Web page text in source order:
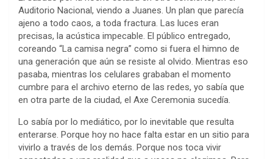
Auditorio Nacional, viendo a Juanes. Un plan que parecía
ajeno a todo caos, a toda fractura. Las luces eran
precisas, la acústica impecable. El público entregado,
coreando “La camisa negra” como si fuera el himno de
una generación que aún se resiste al olvido. Mientras eso
pasaba, mientras los celulares grababan el momento
cumbre para el archivo eterno de las redes, yo sabía que
en otra parte de la ciudad, el Axe Ceremonia sucedía.
Lo sabía por lo mediático, por lo inevitable que resulta
enterarse. Porque hoy no hace falta estar en un sitio para
vivirlo a través de los demás. Porque nos toca vivir